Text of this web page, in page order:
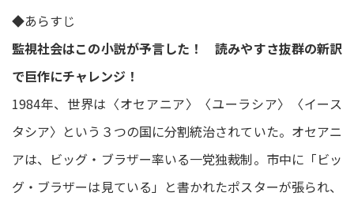
◆あらすじ
監視社会はこの小説が予言した！ 読みやすさ抜群の新訳
で巨作にチャレンジ！
1984年、世界は〈オセアニア〉〈ユーラシア〉〈イース
タシア〉という３つの国に分割統治されていた。オセアニ
アは、ビッグ・ブラザー率いる一党独裁制。市中に「ビッ
グ・ブラザーは見ている」と書かれたポスターが張られ、